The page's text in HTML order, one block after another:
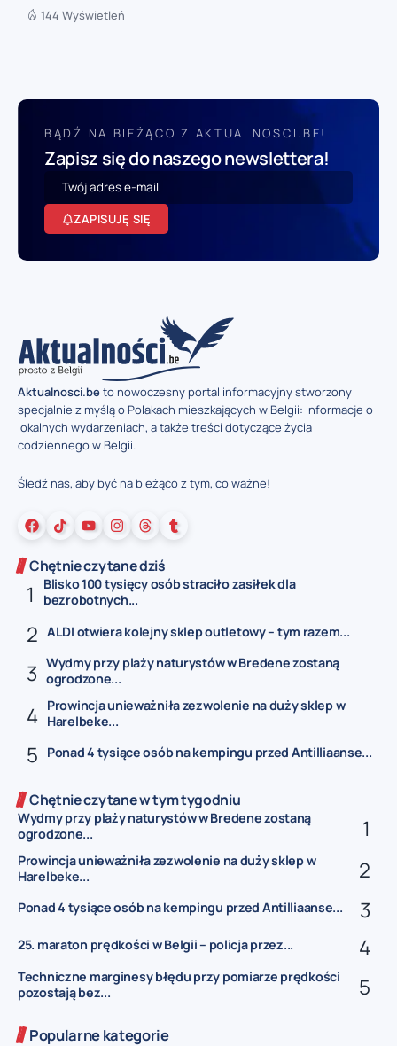
144 Wyświetleń
BĄDŹ NA BIEŻĄCO Z AKTUALNOSCI.BE!
Zapisz się do naszego newslettera!
ZAPISUJĘ SIĘ
Aktualnosci.beto nowoczesny portal informacyjny stworzony
specjalnie z myślą o Polakach mieszkających w Belgii: informacje o
lokalnych wydarzeniach, a także treści dotyczące życia
codziennego w Belgii.
Śledź nas, aby być na bieżąco z tym, co ważne!
Chętnie czytane dziś
Blisko 100 tysięcy osób straciło zasiłek dla
bezrobotnych...
ALDI otwiera kolejny sklep outletowy – tym razem...
Wydmy przy plaży naturystów w Bredene zostaną
ogrodzone...
Prowincja unieważniła zezwolenie na duży sklep w
Harelbeke...
Ponad 4 tysiące osób na kempingu przed Antilliaanse...
Chętnie czytane w tym tygodniu
Wydmy przy plaży naturystów w Bredene zostaną
ogrodzone...
Prowincja unieważniła zezwolenie na duży sklep w
Harelbeke...
Ponad 4 tysiące osób na kempingu przed Antilliaanse...
25. maraton prędkości w Belgii – policja przez...
Techniczne marginesy błędu przy pomiarze prędkości
pozostają bez...
Popularne kategorie